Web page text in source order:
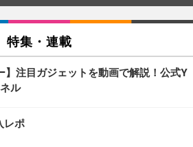
特集・連載
】注目ガジェットを動画で解説！公式Y
ル
レポ